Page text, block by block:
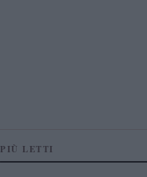
PIÙ LETTI